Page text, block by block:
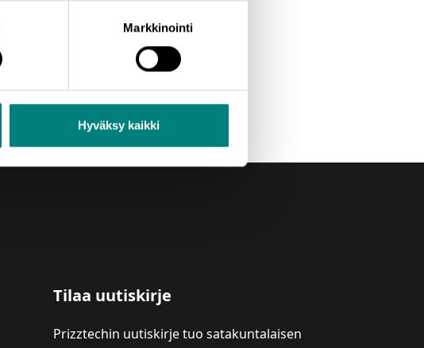
Markkinointi
Hyväksy kaikki
Tilaa uutiskirje
Prizztechin uutiskirje tuo satakuntalaisen